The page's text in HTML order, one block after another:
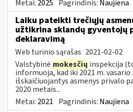
Metai: 2025 Pagrindinis: Naujiena
Laiku pateikti trečiųjų
užtikrina sklandų gyventojų
deklaravimą
Web turinio sąrašas 2021-02-02
Valstybinė mokesčių inspekcija
informuoja, kad iki 2021 m. vasario
išskaičiuojantys asmenys privalo
2020 metais...
Metai: 2021 Pagrindinis: Naujiena